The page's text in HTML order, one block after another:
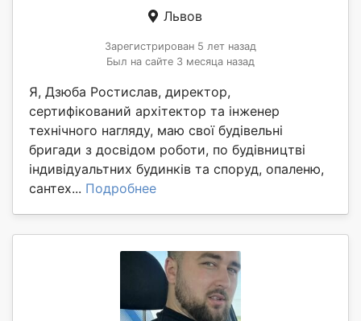
Львов
Зарегистрирован 5 лет назад
Был на сайте 3 месяца назад
Я, Дзюба Ростислав, директор,
сертифікований архітектор та інженер
технічного нагляду, маю свої будівельні
бригади з досвідом роботи, по будівництві
індивідуальтних будинків та споруд, опаленю,
сантех... Подробнее